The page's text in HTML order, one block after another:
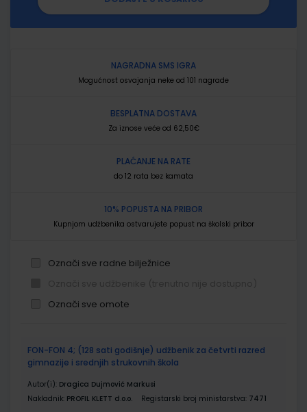
NAGRADNA SMS IGRA
Mogućnost osvajanja neke od 101 nagrade
BESPLATNA DOSTAVA
Za iznose veće od 62,50€
PLAĆANJE NA RATE
do 12 rata bez kamata
10% POPUSTA NA PRIBOR
Kupnjom udžbenika ostvarujete popust na školski pribor
Označi sve radne bilježnice
Označi sve omote
proizvodi
FON-FON 4; (128 sati godišnje) udžbenik za četvrti razred
gimnazije i srednjih strukovnih škola
Autor(i): Dragica Dujmović Markusi
Nakladnik: PROFIL KLETT d.o.o. Registarski broj ministarstva: 7471